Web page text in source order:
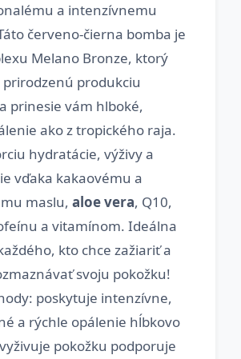
a intenzívnemu
červeno-čierna bomba je
Melano Bronze, ktorý
produkciu
prinesie vám hlboké,
ako z tropického raja.
hydratácie, výživy a
vďaka kakaovému a
maslu, aloe vera, Q10,
a vitamínom. Ideálna
kto chce zažiariť a
svoju pokožku!
poskytuje intenzívne,
a rýchle opálenie hĺbkovo
pokožku podporuje